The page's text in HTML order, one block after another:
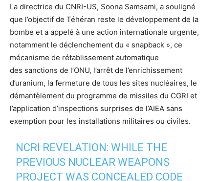
La directrice du CNRI-US, Soona Samsami, a souligné
que l’objectif de Téhéran reste le développement de la
bombe et a appelé à une action internationale urgente,
notamment le déclenchement du « snapback », ce
mécanisme de rétablissement automatique
des sanctions de l’ONU, l’arrêt de l’enrichissement
d’uranium, la fermeture de tous les sites nucléaires, le
démantèlement du programme de missiles du CGRI et
l’application d’inspections surprises de l’AIEA sans
exemption pour les installations militaires ou civiles.
NCRI REVELATION: WHILE THE
PREVIOUS NUCLEAR WEAPONS
PROJECT WAS CONCEALED CODE